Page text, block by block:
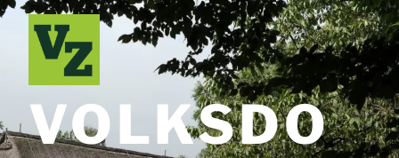
Zum
Inhalt
springen
VOLKSDO